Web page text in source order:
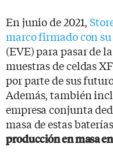
En junio de 2021,
marco firmado con
(EVE) para pasar de
muestras de celdas
por parte de sus
Además, también
empresa conjunta
masa de estas
producción en masa